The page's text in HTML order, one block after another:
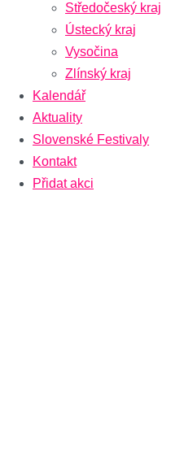
Středočeský kraj
Ústecký kraj
Vysočina
Zlínský kraj
Kalendář
Aktuality
Slovenské Festivaly
Kontakt
Přidat akci